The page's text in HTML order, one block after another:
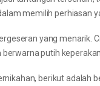
memilih perhiasan
yang menarik.
putih
berikut adalah